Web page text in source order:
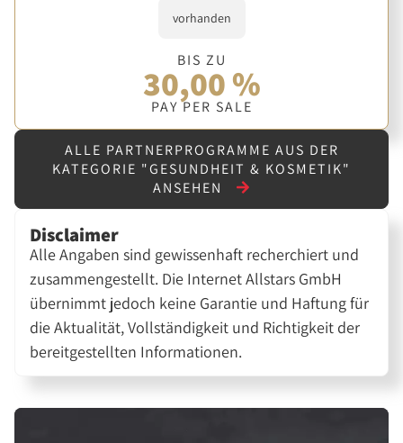
vorhanden
BIS ZU
30,00 %
PAY PER SALE
ALLE PARTNERPROGRAMME AUS DER
KATEGORIE "GESUNDHEIT & KOSMETIK"
ANSEHEN
Disclaimer
Alle Angaben sind gewissenhaft recherchiert und
zusammengestellt. Die Internet Allstars GmbH
übernimmt jedoch keine Garantie und Haftung für
die Aktualität, Vollständigkeit und Richtigkeit der
bereitgestellten Informationen.